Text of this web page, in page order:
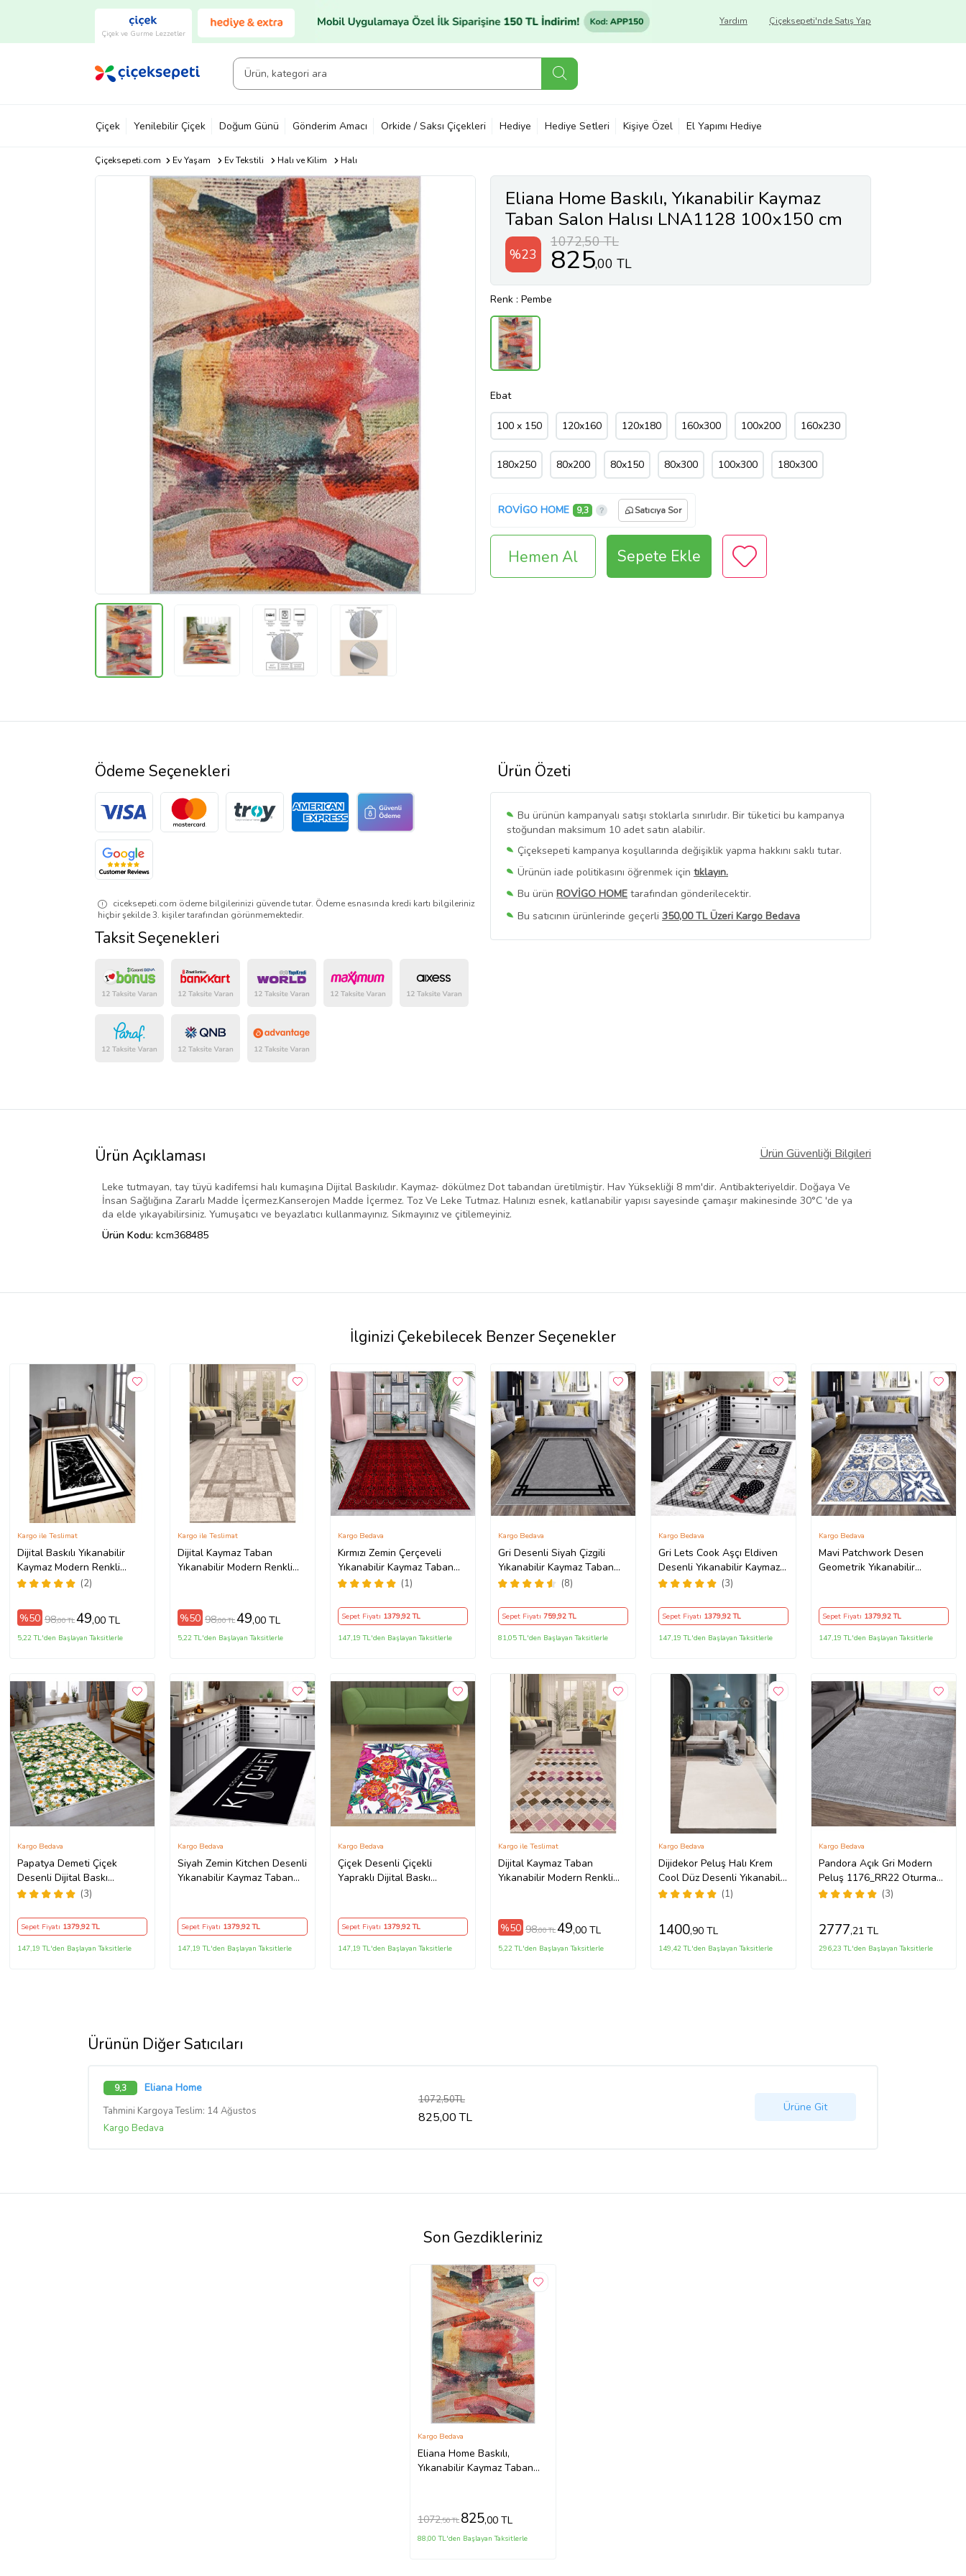
Çiçek ve Gurme Lezzetler
Çiçeksepeti'nde Satış Yap
Yardım
Çiçek Yenilebilir Çiçek Doğum Günü Gönderim Amacı Orkide / Saksı Çiçekleri Hediye Hediye Setleri Kişiye Özel El Yapımı Hediye
Çiçeksepeti.com Ev Yaşam Ev Tekstili Halı ve Kilim Halı
Eliana Home Baskılı, Yıkanabilir Kaymaz
Taban Salon Halısı LNA1128 100x150 cm
(Pembe)
%23
1072,50 TL
825,00 TL
Renk : Pembe
Ebat
100 x 150 120x160 120x180 160x300 100x200 160x230
180x250 80x200 80x150 80x300 100x300 180x300
ROVİGO HOME 9,3 Satıcıya Sor
Hemen Al Sepete Ekle
Ürün Özeti
Bu ürünün kampanyalı satışı stoklarla sınırlıdır. Bir tüketici bu kampanya
stoğundan maksimum 10 adet satın alabilir.
Çiçeksepeti kampanya koşullarında değişiklik yapma hakkını saklı tutar.
Ürünün iade politikasını öğrenmek için tıklayın.
Bu ürün ROVİGO HOME tarafından gönderilecektir.
Bu satıcının ürünlerinde geçerli 350,00 TL Üzeri Kargo Bedava
Bu SatıcınınTüm Ürünlerini Görüntüle
Ödeme Seçenekleri
ciceksepeti.com ödeme bilgilerinizi güvende tutar. Ödeme esnasında kredi kartı bilgileriniz
hiçbir şekilde 3. kişiler tarafından görünmemektedir.
Taksit Seçenekleri
Ürün Açıklaması Ürün Güvenliği Bilgileri
Leke tutmayan, tay tüyü kadifemsi halı kumaşına Dijital Baskılıdır. Kaymaz- dökülmez Dot tabandan üretilmiştir. Hav Yüksekliği 8 mm'dir. Antibakteriyeldir. Doğaya Ve
İnsan Sağlığına Zararlı Madde İçermez.Kanserojen Madde İçermez. Toz Ve Leke Tutmaz. Halınızı esnek, katlanabilir yapısı sayesinde çamaşır makinesinde 30°C 'de ya
da elde yıkayabilirsiniz. Yumuşatıcı ve beyazlatıcı kullanmayınız. Sıkmayınız ve çitilemeyiniz.
Ürün Kodu: kcm368485
İlginizi Çekebilecek Benzer Seçenekler
Dijital Baskılı Yıkanabilir
Kaymaz Modern Renkli
Salon Halısı Mutfak Halısı
(2)
Kargo ile Teslimat
%50 98,00 TL49,00 TL
5,22 TL'den Başlayan Taksitlerle
Dijital Kaymaz Taban
Yıkanabilir Modern Renkli
(Kahverengi)
Kargo ile Teslimat
%50 98,00 TL49,00 TL
5,22 TL'den Başlayan Taksitlerle
Kırmızı Zemin Çerçeveli
Yıkanabilir Kaymaz Taban
Leke Tutmaz Modern Salon
Kırmızı)
(1)
Kargo Bedava
Sepet Fiyatı 1379,92 TL
147,19 TL'den Başlayan Taksitlerle
Gri Desenli Siyah Çizgili
Yıkanabilir Kaymaz Taban
Leke Tutmaz Modern Salon
(8)
Kargo Bedava
Sepet Fiyatı 759,92 TL
81,05 TL'den Başlayan Taksitlerle
Gri Lets Cook Aşçı Eldiven
Desenli Yıkanabilir Kaymaz
Taban Leke Tutmaz Modern
(3)
Kargo Bedava
Sepet Fiyatı 1379,92 TL
147,19 TL'den Başlayan Taksitlerle
Mavi Patchwork Desen
Geometrik Yıkanabilir
Yolluk (Beyaz)
Kargo Bedava
Sepet Fiyatı 1379,92 TL
147,19 TL'den Başlayan Taksitlerle
Papatya Demeti Çiçek
Desenli Dijital Baskı
Yıkanabilir Kaymaz Taban
(3)
Kargo Bedava
Sepet Fiyatı 1379,92 TL
147,19 TL'den Başlayan Taksitlerle
Siyah Zemin Kitchen Desenli
Yıkanabilir Kaymaz Taban
Kargo Bedava
Sepet Fiyatı 1379,92 TL
147,19 TL'den Başlayan Taksitlerle
Çiçek Desenli Çiçekli
Yapraklı Dijital Baskı
(Çok Renkli)
Kargo Bedava
Sepet Fiyatı 1379,92 TL
147,19 TL'den Başlayan Taksitlerle
Dijital Kaymaz Taban
Yıkanabilir Modern Renkli
Renkli)
Kargo ile Teslimat
%50 98,00 TL49,00 TL
5,22 TL'den Başlayan Taksitlerle
Dijidekor Peluş Halı Krem
Cool Düz Desenli Yıkanabilir
Post Yolluk Kilim Salon
(1)
Kargo Bedava
1400,90 TL
149,42 TL'den Başlayan Taksitlerle
Pandora Açık Gri Modern
Peluş 1176_RR22 Oturma
Odası ve Salon Halısı
(3)
Kargo Bedava
2777,21 TL
296,23 TL'den Başlayan Taksitlerle
Ürünün Diğer Satıcıları
9,3 Eliana Home
Tahmini Kargoya Teslim: 14 Ağustos
Kargo Bedava
1072,50TL
825,00 TL
Ürüne Git
Son Gezdikleriniz
Eliana Home Baskılı,
Yıkanabilir Kaymaz Taban
Kargo Bedava
1072,50 TL 825,00 TL
88,00 TL'den Başlayan Taksitlerle